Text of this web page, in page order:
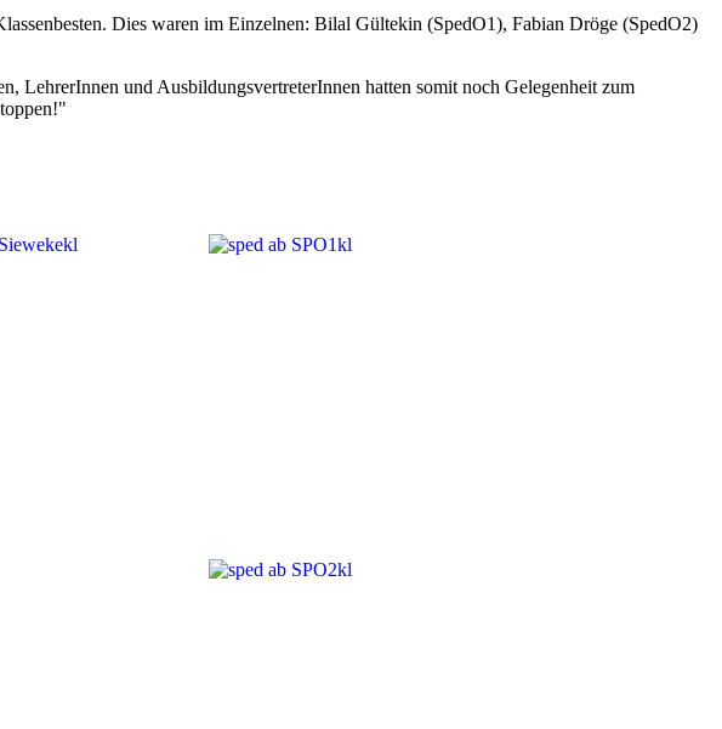
Dies waren im Einzelnen: Bilal Gültekin (SpedO1), Fabian Dröge (SpedO2)
LehrerInnen und AusbildungsvertreterInnen hatten somit noch Gelegenheit zum